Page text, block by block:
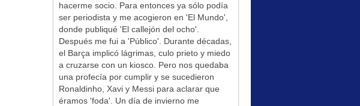
hacerme socio. Para entonces ya sólo podía
ser periodista y me acogieron en 'El Mundo',
donde publiqué 'El callejón del ocho'.
Después me fui a 'Público'. Durante décadas,
el Barça implicó lágrimas, culo prieto y miedo
a cruzarse con un kiosco. Pero nos quedaba
una profecía por cumplir y se sucedieron
Ronaldinho, Xavi y Messi para aclarar que
éramos 'foda'. Un día de invierno me